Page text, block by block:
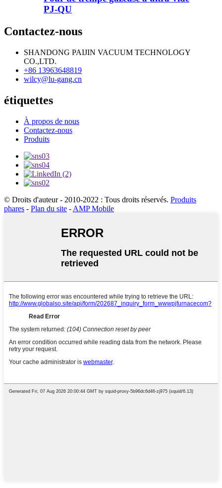
PJ-QU
Contactez-nous
SHANDONG PAIJIN VACUUM TECHNOLOGY
CO.,LTD.
+86 13963648819
wilcy@lu-gang.cn
étiquettes
À propos de nous
Contactez-nous
Produits
© Droits d'auteur - 2010-2022 : Tous droits réservés. Produits
phares - Plan du site - AMP Mobile